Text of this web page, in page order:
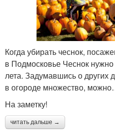
Когда убирать чеснок,
в Подмосковье Чеснок
лета. Задумавшись о других
в огороде множество,
На заметку!
читать дальше →